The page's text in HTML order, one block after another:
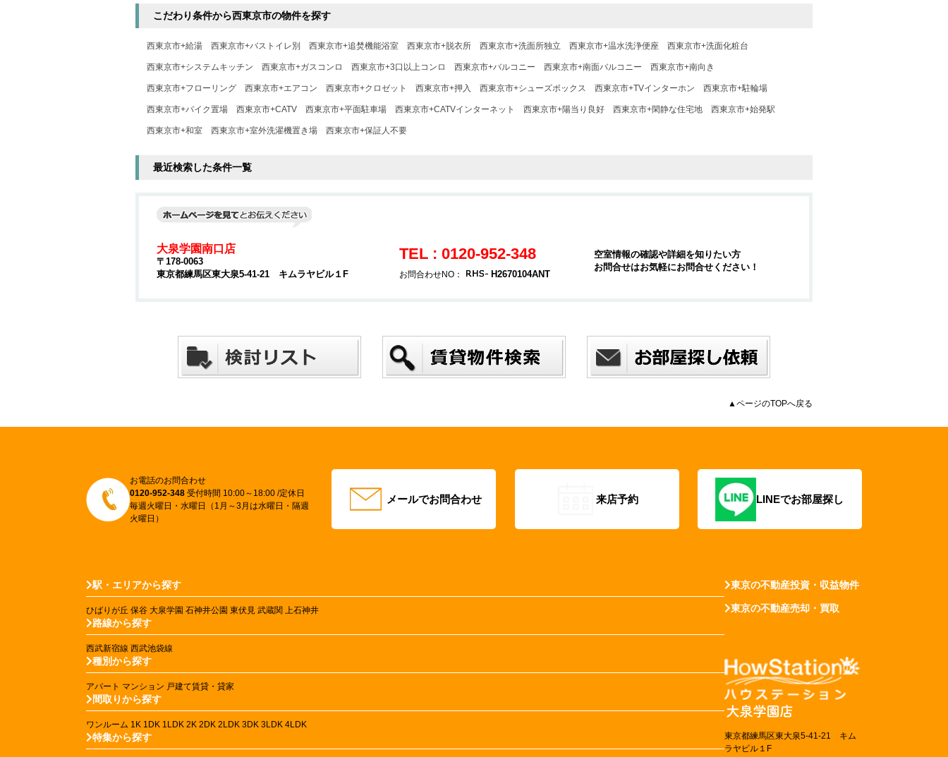
こだわり条件から西東京市の物件を探す
西東京市+給湯 西東京市+バストイレ別 西東京市+追焚機能浴室 西東京市+脱衣所 西東京市+洗面所独立 西東京市+温水洗浄便座 西東京市+洗面化粧台
西東京市+システムキッチン 西東京市+ガスコンロ 西東京市+3口以上コンロ 西東京市+バルコニー 西東京市+南面バルコニー 西東京市+南向き
西東京市+フローリング 西東京市+エアコン 西東京市+クロゼット 西東京市+押入 西東京市+シューズボックス 西東京市+TVインターホン 西東京市+駐輪場
西東京市+バイク置場 西東京市+CATV 西東京市+平面駐車場 西東京市+CATVインターネット 西東京市+陽当り良好 西東京市+閑静な住宅地 西東京市+始発駅
西東京市+和室 西東京市+室外洗濯機置き場 西東京市+保証人不要
最近検索した条件一覧
大泉学園南口店
〒178-0063
東京都練馬区東大泉5-41-21 キムラヤビル１F
TEL : 0120-952-348
お問合わせNO： H2670104ANT
空室情報の確認や詳細を知りたい方
お問合せはお気軽にお問合せください！
▲ページのTOPへ戻る
お電話のお問合わせ
0120-952-348 受付時間 10:00～18:00 /定休日
毎週火曜日・水曜日（1月～3月は水曜日・隔週
火曜日）
メールでお問合わせ 来店予約 LINEでお部屋探し
駅・エリアから探す
ひばりが丘 保谷 大泉学園 石神井公園 東伏見 武蔵関 上石神井
路線から探す
西武新宿線 西武池袋線
種別から探す
アパート マンション 戸建て賃貸・貸家
間取りから探す
ワンルーム 1K 1DK 1LDK 2K 2DK 2LDK 3DK 3LDK 4LDK
特集から探す
東京の不動産投資・収益物件
東京の不動産売却・買取
東京都練馬区東大泉5-41-21 キム
ラヤビル１F